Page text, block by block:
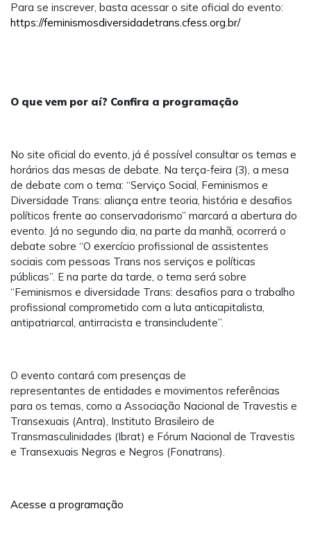
Para se inscrever, basta acessar o site oficial do evento:
https://feminismosdiversidadetrans.cfess.org.br/
O que vem por aí? Confira a programação
No site oficial do evento, já é possível consultar os temas e
horários das mesas de debate. Na terça-feira (3), a mesa
de debate com o tema: “Serviço Social, Feminismos e
Diversidade Trans: aliança entre teoria, história e desafios
políticos frente ao conservadorismo” marcará a abertura do
evento. Já no segundo dia, na parte da manhã, ocorrerá o
debate sobre “O exercício profissional de assistentes
sociais com pessoas Trans nos serviços e políticas
públicas”. E na parte da tarde, o tema será sobre
“Feminismos e diversidade Trans: desafios para o trabalho
profissional comprometido com a luta anticapitalista,
antipatriarcal, antirracista e transincludente”.
O evento contará com presenças de
representantes de entidades e movimentos referências
para os temas, como a Associação Nacional de Travestis e
Transexuais (Antra), Instituto Brasileiro de
Transmasculinidades (Ibrat) e Fórum Nacional de Travestis
e Transexuais Negras e Negros (Fonatrans).
Acesse a programação